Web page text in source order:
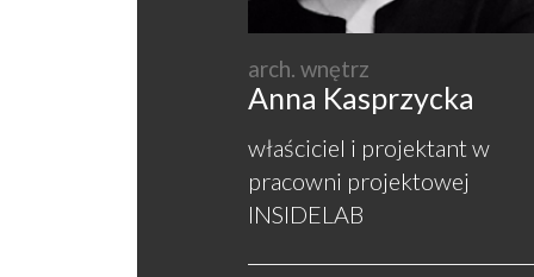
arch. wnętrz
Anna Kasprzycka
właściciel i projektant w
pracowni projektowej
INSIDELAB